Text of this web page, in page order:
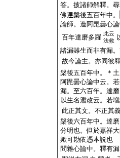
答。披諸師解釋。
佛𣵀槃後五百年中。
論師。造阿毘曇心
百年達磨多羅 此云
法救
諸漏雖生而非有漏
故今論主。亦同彼
槃後五百年中。＊
阿毘曇心論中云。
漏。至六百年。達
以生名濫改云。若
此正其文。不正其
槃後六百年中。達
分明也。但於嘉祥
歟可勘依憑本説也
問雜心論中。釋有